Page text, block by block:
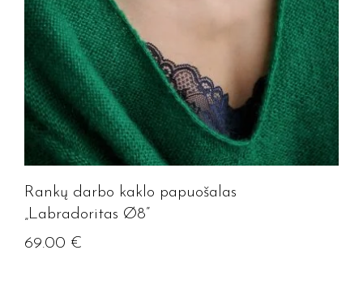
Rankų darbo kaklo papuošalas
„Labradoritas Ø8”
69.00 €